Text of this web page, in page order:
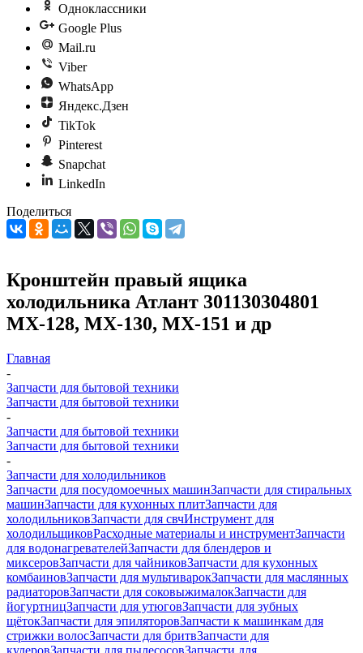
Одноклассники
Google Plus
Mail.ru
Viber
WhatsApp
Яндекс.Дзен
TikTok
Pinterest
Snapchat
LinkedIn
Поделиться
Кронштейн правый ящика
холодильника Атлант 301130304801
МХ-128, МХ-130, МХ-151 и др
Главная
-
Запчасти для бытовой техники
Запчасти для бытовой техники
-
Запчасти для бытовой техники
Запчасти для бытовой техники
-
Запчасти для холодильников
Запчасти для посудомоечных машинЗапчасти для стиральных
машинЗапчасти для кухонных плитЗапчасти для
холодильниковЗапчасти для свчИнструмент для
холодильщиковРасходные материалы и инструментЗапчасти
для водонагревателейЗапчасти для блендеров и
миксеровЗапчасти для чайниковЗапчасти для кухонных
комбаиновЗапчасти для мультиварокЗапчасти для маслянных
радиаторовЗапчасти для соковыжималокЗапчасти для
йогуртницЗапчасти для утюговЗапчасти для зубных
щётокЗапчасти для эпиляторовЗапчасти к машинкам для
стрижки волосЗапчасти для бритвЗапчасти для
кулеровЗапчасти для пылесосовЗапчасти для